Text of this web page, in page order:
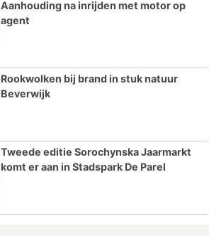
Aanhouding na inrijden met motor op
agent
Rookwolken bij brand in stuk natuur
Beverwijk
Tweede editie Sorochynska Jaarmarkt
komt er aan in Stadspark De Parel